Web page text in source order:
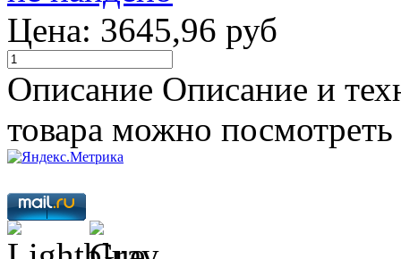
Цена: 3645,96 руб
Описание Описание и
товара можно